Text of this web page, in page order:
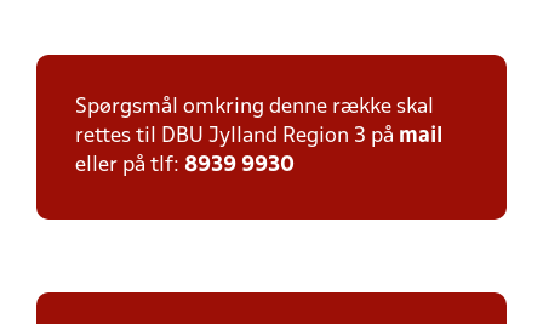
Spørgsmål omkring denne række skal
rettes til DBU Jylland Region 3 på mail
eller på tlf: 8939 9930